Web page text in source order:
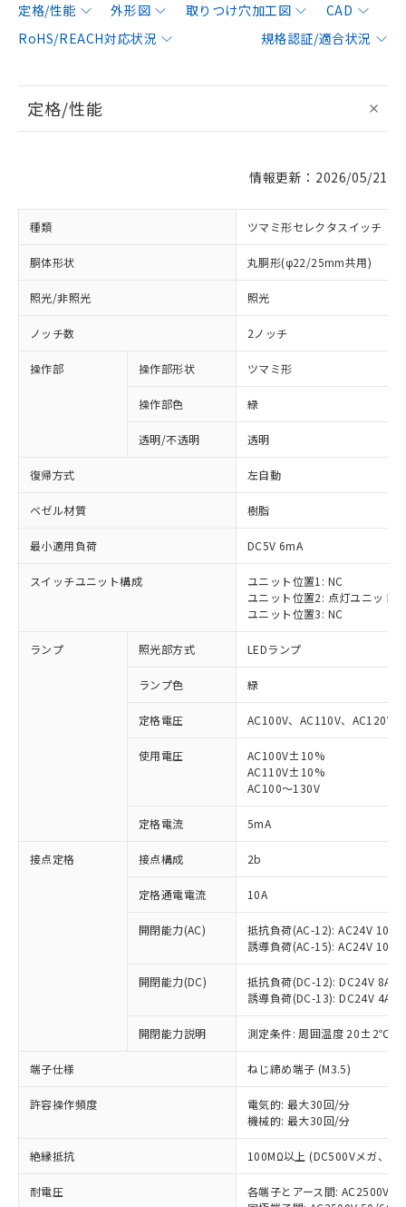
定格/性能 外形図 取りつけ穴加工図
CAD
RoHS/REACH対応状況
規格認証/適合状況
定格/性能
情報更新：2026/05/21
種類 ツマミ形セレクタスイッチ
胴体形状 丸胴形(φ22/25mm共用)
照光/非照光 照光
ノッチ数 2ノッチ
操作部 操作部形状 ツマミ形
操作部色 緑
透明/不透明 透明
復帰方式 左自動
ベゼル材質 樹脂
最小適用負荷 DC5V 6mA
スイッチユニット構成
ユニット位置1: NC
ユニット位置2: 点灯ユニット
ユニット位置3: NC
ランプ 照光部方式 LEDランプ
ランプ色 緑
定格電圧 AC100V、AC110V、AC120V
使用電圧
AC100V±10%
AC110V±10%
AC100～130V
定格電流 5mA
接点定格 接点構成 2b
定格通電電流 10A
開閉能力(AC)
抵抗負荷(AC-12): AC24V 10A/
誘導負荷(AC-15): AC24V
開閉能力(DC)
抵抗負荷(DC-12): DC24V 8A/
誘導負荷(DC-13): DC24V 4A/
開閉能力説明 測定条件: 周囲温度 20±2℃、
端子仕様 ねじ締め端子 (M3.5)
許容操作頻度
電気的: 最大30回/分
機械的: 最大30回/分
絶縁抵抗 100MΩ以上 (DC500Vメガ、点
耐電圧
各端子とアース間: AC2500V
ご利用条件
以下の条件をお読みいただき、同意のうえ
本サービスは、当社制御機器事業取扱
商品の当社在庫状況および標準価格
(税抜)を提供させていただくもので
当社制御機器事業取扱商品の中には、
本サービスの対象外となる商品もある
ことをご了承ください。
在庫状況および標準価格照会結果は、
記載している更新日時点での社内デー
タに基づき作成されるものであり、閲
準価格とは異なる場合があることをご
対応済み：EU RoHS指令（10物質）の
非含有に対応した製品が提供可能な商品で
対応予定：EU RoHS指令（10物質）の非含
有に対応した製品に切り替える予定のある
対応予定なし：EU RoHS指令（10物質）の
非含有に非対応の商品で、対応品を出す予
調査・確認中：EU RoHS指令（10物質）の
非含有の対応状況を調査中または確認中の
非該当品：ライセンス料など無形物で、有
害物質有無と関係のない商品です。
仕入先様の事情により、非含有部品として
いたものが、含有品と判明した場合などや
むを得ず変更することがあります。
*EU RoHS指令（10物質）：
鉛(Pb) 1000ppm以下、 水銀(Hg) 1000ppm以下、 カド
六価クロム(Cr(Ⅵ)) 1000ppm以下、ポリ臭化ビフェニル
「○」：最大均質材料含有率が中国RoHSの
基準値以下であることを示します。
「×」：最大均質材料含有率が中国RoHSの
基準値を超えていることを示します。
「－」：未確認です。当社販売部門へお問
当社は、これら貴社製品のうち、外国
為替および外国貿易法に定める商品
（以下｢規制貨物等」という）を輸出
または国外への提供する場合は、日本
国政府の輸出許可(または役務取引許
可)を取得するなどの必要な手続きを